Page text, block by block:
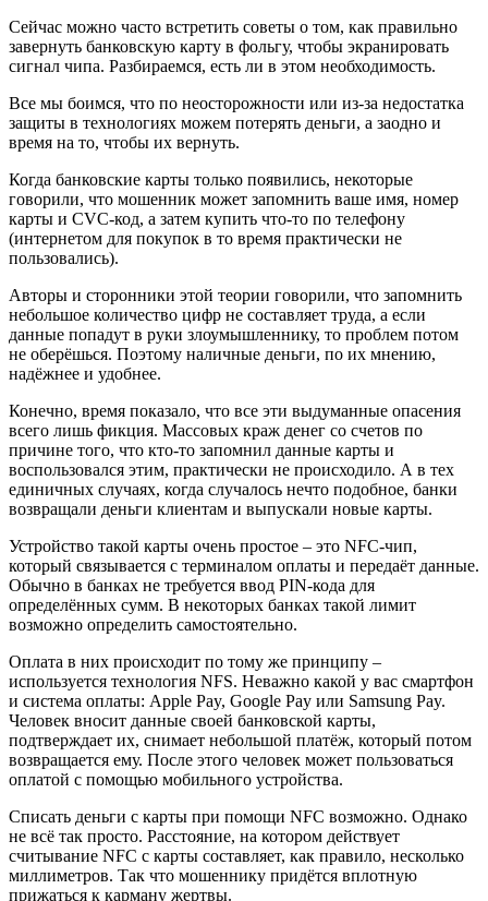
Сейчас можно часто встретить советы о том, как правильно
завернуть банковскую карту в фольгу, чтобы экранировать
сигнал чипа. Разбираемся, есть ли в этом необходимость.
Все мы боимся, что по неосторожности или из-за недостатка
защиты в технологиях можем потерять деньги, а заодно и
время на то, чтобы их вернуть.
Когда банковские карты только появились, некоторые
говорили, что мошенник может запомнить ваше имя, номер
карты и CVC-код, а затем купить что-то по телефону
(интернетом для покупок в то время практически не
пользовались).
Авторы и сторонники этой теории говорили, что запомнить
небольшое количество цифр не составляет труда, а если
данные попадут в руки злоумышленнику, то проблем потом
не оберёшься. Поэтому наличные деньги, по их мнению,
надёжнее и удобнее.
Конечно, время показало, что все эти выдуманные опасения
всего лишь фикция. Массовых краж денег со счетов по
причине того, что кто-то запомнил данные карты и
воспользовался этим, практически не происходило. А в тех
единичных случаях, когда случалось нечто подобное, банки
возвращали деньги клиентам и выпускали новые карты.
Устройство такой карты очень простое – это NFC-чип,
который связывается с терминалом оплаты и передаёт данные.
Обычно в банках не требуется ввод PIN-кода для
определённых сумм. В некоторых банках такой лимит
возможно определить самостоятельно.
Оплата в них происходит по тому же принципу –
используется технология NFS. Неважно какой у вас смартфон
и система оплаты: Apple Pay, Google Pay или Samsung Pay.
Человек вносит данные своей банковской карты,
подтверждает их, снимает небольшой платёж, который потом
возвращается ему. После этого человек может пользоваться
оплатой с помощью мобильного устройства.
Списать деньги с карты при помощи NFC возможно. Однако
не всё так просто. Расстояние, на котором действует
считывание NFC с карты составляет, как правило, несколько
миллиметров. Так что мошеннику придётся вплотную
прижаться к карману жертвы.